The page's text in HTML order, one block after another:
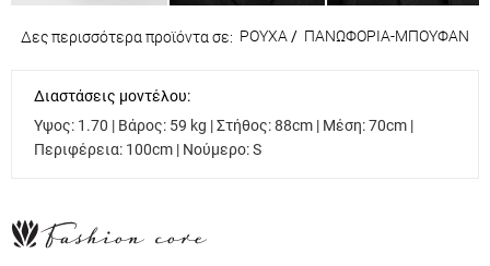
Δες περισσότερα προϊόντα σε: ΡΟΥΧΑ / ΠΑΝΩΦΟΡΙΑ-ΜΠΟΥΦΑΝ
Διαστάσεις μοντέλου:
Υψος: 1.70 | Βάρος: 59 kg | Στήθος: 88cm | Μέση: 70cm |
Περιφέρεια: 100cm | Νούμερο: S